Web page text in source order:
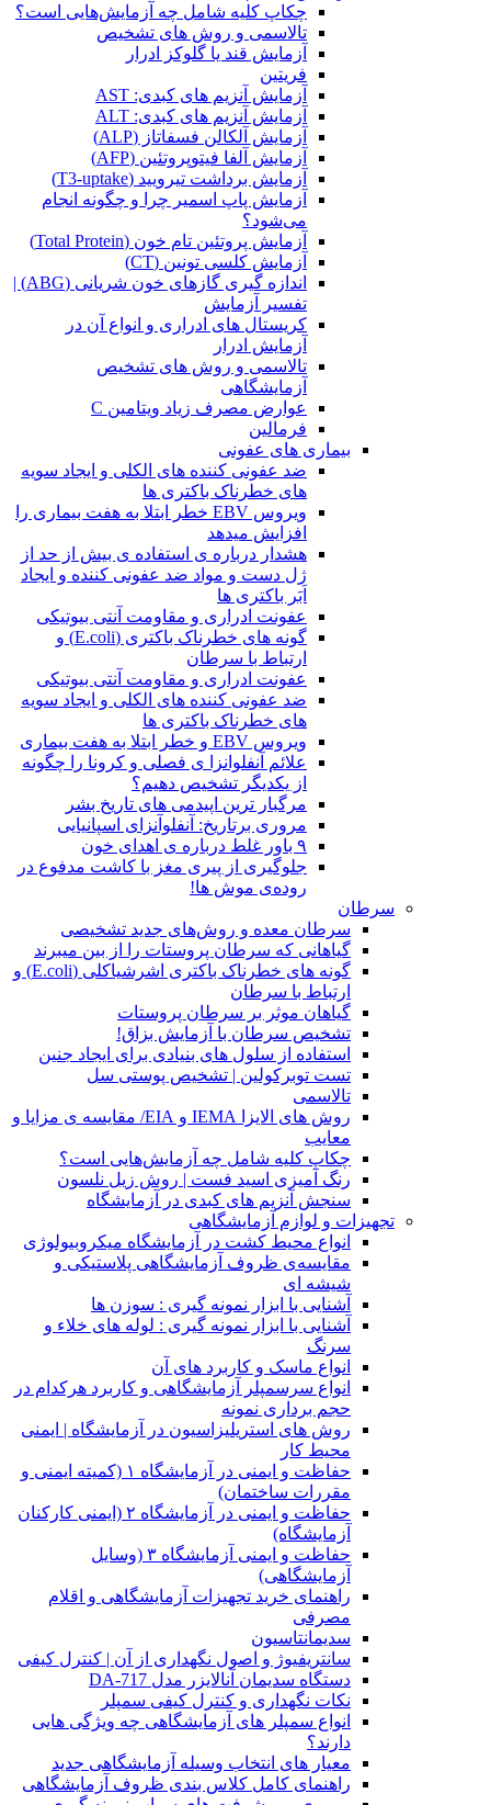
چکاپ کلیه شامل چه آزمایش‌هایی است؟
تالاسمی و روش های تشخیص
آزمایش قند یا گلوکز ادرار
فریتین
آزمایش آنزیم های کبدی: AST
آزمایش آنزیم های کبدی: ALT
آزمایش آلکالن فسفاتاز (ALP)
آزمایش آلفا فیتوپروتئین (AFP)
آزمایش برداشت تیرویید (T3-uptake)
آزمایش پاپ اسمیر چرا و چگونه انجام
می‌شود؟
آزمایش پروتئین تام خون (Total Protein)
آزمایش کلسی تونین (CT)
اندازه گیری گازهای خون شریانی (ABG) |
تفسیر آزمایش
کریستال ‌های ادراری و انواع آن در
آزمایش ادرار
تالاسمی و روش های تشخیص
آزمایشگاهی
عوارض مصرف زیاد ویتامین C
فرمالین
بیماری های عفونی
ضد عفونی کننده های الکلی و ایجاد سویه
های خطرناک باکتری ها
ویروس EBV خطر ابتلا به هفت بیماری را
افزایش میدهد
هشدار درباره ی استفاده ی بیش از حد از
ژل دست و مواد ضد عفونی کننده و ایجاد
اَبَر باکتری ها
عفونت ادراری و مقاومت آنتی بیوتیکی
گونه های خطرناک باکتری (E.coli) و
ارتباط با سرطان
عفونت ادراری و مقاومت آنتی بیوتیکی
ضد عفونی کننده های الکلی و ایجاد سویه
های خطرناک باکتری ها
ویروس EBV و خطر ابتلا به هفت بیماری
علائم آنفلوانزا ی فصلی و کرونا را چگونه
از یکدیگر تشخیص دهیم؟
مرگبار ترین اپیدمی های تاریخ بشر
مروری برتاریخ: آنفلوآنزای اسپانیایی
۹ باور غلط درباره ی اهدای خون
جلوگیری از پیری مغز با کاشت مدفوع در
روده‌ی موش ها!
سرطان
سرطان معده و روش‌های جدید تشخیصی
گیاهانی که سرطان پروستات را از بین میبرند
گونه های خطرناک باکتری اشرشیاکلی (E.coli) و
ارتباط با سرطان
گیاهان موثر بر سرطان پروستات
تشخیص سرطان با آزمایش بزاق!
استفاده از سلول های بنیادی برای ایجاد جنین
تست توبرکولین | تشخیص پوستی سل
تالاسمی
روش های الایزا IEMA و EIA/ مقایسه ی مزایا و
معایب
چکاپ کلیه شامل چه آزمایش‌هایی است؟
رنگ آمیزی اسید فست | روش زیل نلسون
سنجش آنزیم های کبدی در آزمایشگاه
تجهیزات و لوازم آزمایشگاهی
انواع محیط کشت در آزمایشگاه میکروبیولوژی
مقایسه‌ی ظروف آزمایشگاهی پلاستیکی و
شیشه ای
آشنایی با ابزار نمونه گیری : سوزن ها
آشنایی با ابزار نمونه گیری : لوله های خلاء و
سرنگ
انواع ماسک و کاربرد های آن
انواع سرسمپلر آزمایشگاهی و کاربرد هرکدام در
حجم برداری نمونه
روش های استریلیزاسیون در آزمایشگاه | ایمنی
محیط کار
حفاظت و ایمنی در آزمایشگاه ۱ (کمیته ایمنی و
مقررات ساختمان)
حفاظت و ایمنی در آزمایشگاه ۲ (ایمنی کارکنان
آزمایشگاه)
حفاظت و ایمنی آزمایشگاه ۳ (وسایل
آزمایشگاهی)
راهنمای خرید تجهیزات آزمایشگاهی و اقلام
مصرفی
سدیمانتاسیون
سانتریفیوژ و اصول نگهداری از آن | کنترل کیفی
دستگاه سدیمان آنالایزر مدل DA-717
نکات نگهداری و کنترل کیفی سمپلر
انواع سمپلر های آزمایشگاهی چه ویژگی هایی
دارند؟
معیار های انتخاب وسیله آزمایشگاهی جدید
راهنمای کامل کلاس بندی ظروف آزمایشگاهی